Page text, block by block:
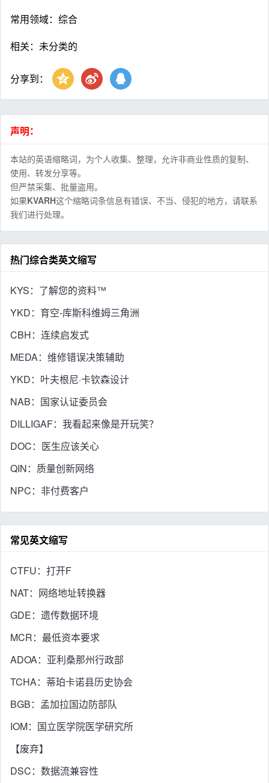
常用领域：综合
相关：未分类的
分享到：
声明：
本站的英语缩略词，为个人收集、整理，允许非商业性质的复制、
使用、转发分享等。
但严禁采集、批量盗用。
如果KVARH这个缩略词条信息有错误、不当、侵犯的地方，请联系
我们进行处理。
热门综合类英文缩写
KYS：了解您的资料™
YKD：育空-库斯科维姆三角洲
CBH：连续启发式
MEDA：维修错误决策辅助
YKD：叶夫根尼·卡钦森设计
NAB：国家认证委员会
DILLIGAF：我看起来像是开玩笑？
DOC：医生应该关心
QIN：质量创新网络
NPC：非付费客户
常见英文缩写
CTFU：打开F
NAT：网络地址转换器
GDE：遗传数据环境
MCR：最低资本要求
ADOA：亚利桑那州行政部
TCHA：蒂珀卡诺县历史协会
BGB：孟加拉国边防部队
IOM：国立医学院医学研究所
【废弃】
DSC：数据流兼容性